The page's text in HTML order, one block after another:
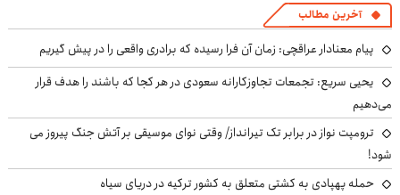
آخرین مطالب
پیام معنادار عراقچی: زمان آن فرا رسیده که برادری واقعی را در پیش گیریم
یحیی سریع: تجمعات تجاوزکارانه سعودی در هر کجا که باشند را هدف قرار
می‌دهیم
ترومپت نواز در برابر تک تیرانداز/ وقتی نوای موسیقی بر آتش جنگ پیروز می
شود!
حمله پهپادی به کشتی متعلق به کشور ترکیه در دریای سیاه